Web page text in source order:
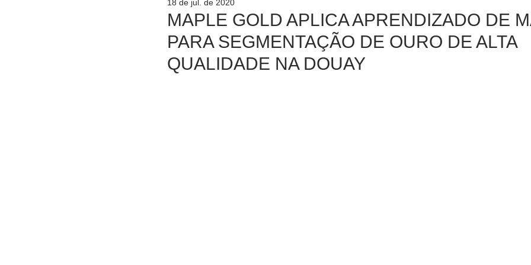
MAPLE GOLD APLICA APRENDIZADO DE
PARA SEGMENTAÇÃO DE OURO DE ALTA
QUALIDADE NA DOUAY
18 de jul. de 2020